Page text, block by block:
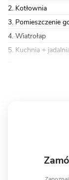
2. Kotłownia
3. Pomieszczenie
4. Wiatrołap
5. Kuchnia +